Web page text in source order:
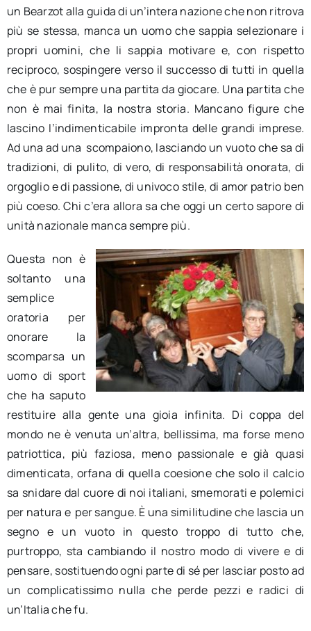
un Bearzot alla guida di un’intera nazione che non ritrova
più se stessa, manca un uomo che sappia selezionare i
propri uomini, che li sappia motivare e, con rispetto
reciproco, sospingere verso il successo di tutti in quella
che è pur sempre una partita da giocare. Una partita che
non è mai finita, la nostra storia. Mancano figure che
lascino l’indimenticabile impronta delle grandi imprese.
Ad una ad una scompaiono, lasciando un vuoto che sa di
tradizioni, di pulito, di vero, di responsabilità onorata, di
orgoglio e di passione, di univoco stile, di amor patrio ben
più coeso. Chi c’era allora sa che oggi un certo sapore di
unità nazionale manca sempre più.
Questa non è
soltanto una
semplice
oratoria per
onorare la
scomparsa un
uomo di sport
che ha saputo
restituire alla gente una gioia infinita. Di coppa del
mondo ne è venuta un’altra, bellissima, ma forse meno
patriottica, più faziosa, meno passionale e già quasi
dimenticata, orfana di quella coesione che solo il calcio
sa snidare dal cuore di noi italiani, smemorati e polemici
per natura e per sangue. È una similitudine che lascia un
segno e un vuoto in questo troppo di tutto che,
purtroppo, sta cambiando il nostro modo di vivere e di
pensare, sostituendo ogni parte di sé per lasciar posto ad
un complicatissimo nulla che perde pezzi e radici di
un’Italia che fu.